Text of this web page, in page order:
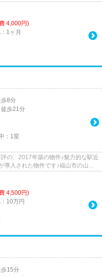
4,000円)
1ヶ月
歩8分
徒歩21分
： 1室
の、2017年築の物件♪魅力的な駅近
導入された物件です♪福山市の山陽
4,500円)
10万円
歩15分